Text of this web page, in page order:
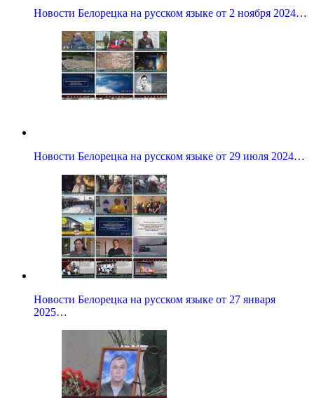
Новости Белорецка на русском языке от 2 ноября 2024…
Новости Белорецка на русском языке от 29 июля 2024…
Новости Белорецка на русском языке от 27 января
2025…